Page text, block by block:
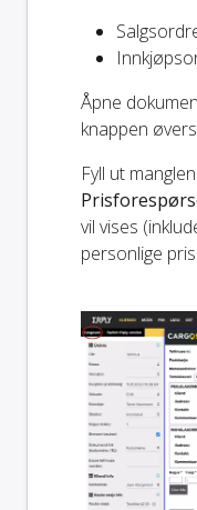
Åpne
knappen
Fyll ut
vil vises
personlige